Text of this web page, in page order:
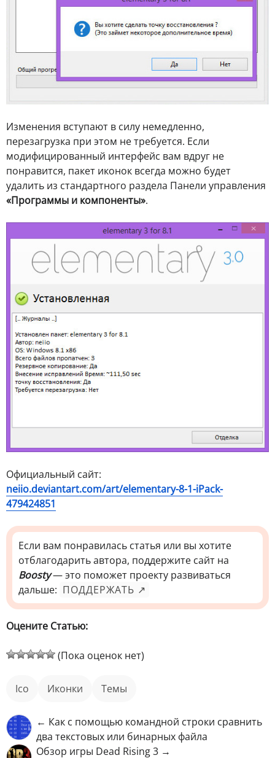
Изменения вступают в силу немедленно,
перезагрузка при этом не требуется. Если
модифицированный интерфейс вам вдруг не
понравится, пакет иконок всегда можно будет
удалить из стандартного раздела Панели управления
«Программы и компоненты».
Официальный сайт:
neiio.deviantart.com/art/elementary-8-1-iPack-
479424851
Если вам понравилась статья или вы хотите
отблагодарить автора, поддержите сайт на
Boosty— это поможет проекту развиваться
дальше: ПОДДЕРЖАТЬ ↗
Оцените Статью:
(Пока оценок нет)
ico иконки Темы
← Как с помощью командной строки сравнить
два текстовых или бинарных файла
Обзор игры Dead Rising 3 →